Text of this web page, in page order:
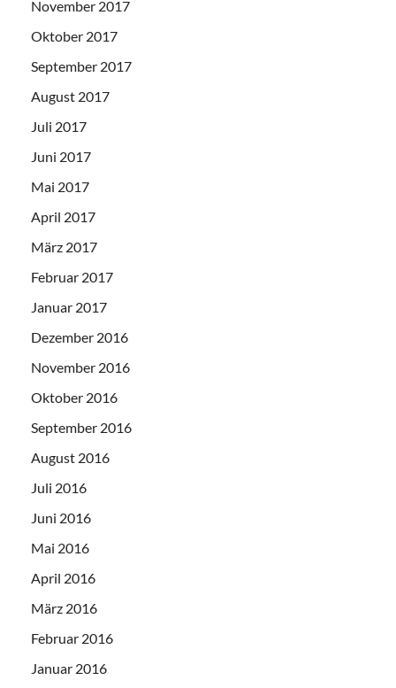
November 2017
Oktober 2017
September 2017
August 2017
Juli 2017
Juni 2017
Mai 2017
April 2017
März 2017
Februar 2017
Januar 2017
Dezember 2016
November 2016
Oktober 2016
September 2016
August 2016
Juli 2016
Juni 2016
Mai 2016
April 2016
März 2016
Februar 2016
Januar 2016